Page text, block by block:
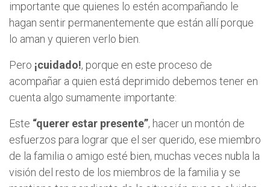
importante que quienes lo estén acompañando le
hagan sentir permanentemente que están allí porque
lo aman y quieren verlo bien.
Pero ¡cuidado!, porque en este proceso de
acompañar a quien está deprimido debemos tener en
cuenta algo sumamente importante:
Este “querer estar presente”, hacer un montón de
esfuerzos para lograr que el ser querido, ese miembro
de la familia o amigo esté bien, muchas veces nubla la
visión del resto de los miembros de la familia y se